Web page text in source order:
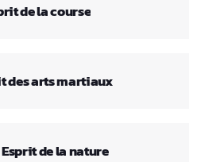
de la course
des arts martiaux
de la nature